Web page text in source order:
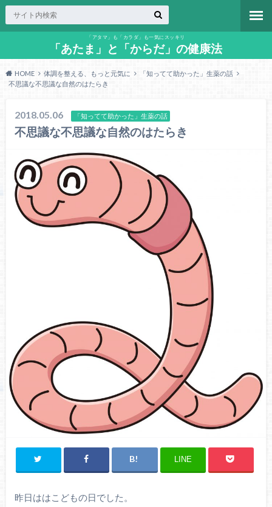
「アタマ」も「カラダ」も一気にスッキリ
「あたま」と「からだ」の健康法
HOME 体調を整える、もっと元気に
「知ってて助かった」生薬の話
不思議な不思議な自然のはたらき
2018.05.06 「知ってて助かった」生薬の話
不思議な不思議な自然のはたらき
LINE
昨日ははこどもの日でした。